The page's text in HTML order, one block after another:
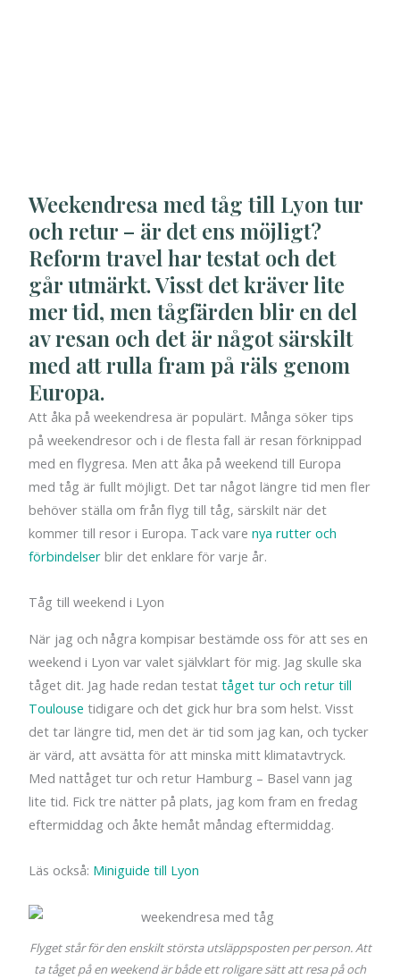
Weekendresa med tåg till Lyon tur
och retur – är det ens möjligt?
Reform travel har testat och det
går utmärkt. Visst det kräver lite
mer tid, men tågfärden blir en del
av resan och det är något särskilt
med att rulla fram på räls genom
Europa.
Att åka på weekendresa är populärt. Många söker tips
på weekendresor och i de flesta fall är resan förknippad
med en flygresa. Men att åka på weekend till Europa
med tåg är fullt möjligt. Det tar något längre tid men fler
behöver ställa om från flyg till tåg, särskilt när det
kommer till resor i Europa. Tack varenya rutter och
förbindelserblir det enklare för varje år.
Tåg till weekend i Lyon
När jag och några kompisar bestämde oss för att ses en
weekend i Lyon var valet självklart för mig. Jag skulle ska
tåget dit. Jag hade redan testattåget tur och retur till
Toulouse tidigare och det gick hur bra som helst. Visst
det tar längre tid, men det är tid som jag kan, och tycker
är värd, att avsätta för att minska mitt klimatavtryck.
Med nattåget tur och retur Hamburg – Basel vann jag
lite tid. Fick tre nätter på plats, jag kom fram en fredag
eftermiddag och åkte hemåt måndag eftermiddag.
Läs också: Miniguide till Lyon
Flyget står för den enskilt största utsläppsposten per person. Att
ta tåget på en weekend är både ett roligare sätt att resa på och